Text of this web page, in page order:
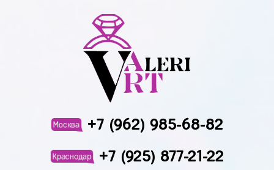
Москва +7 (962) 985-68-82
Краснодар +7 (925) 877-21-22